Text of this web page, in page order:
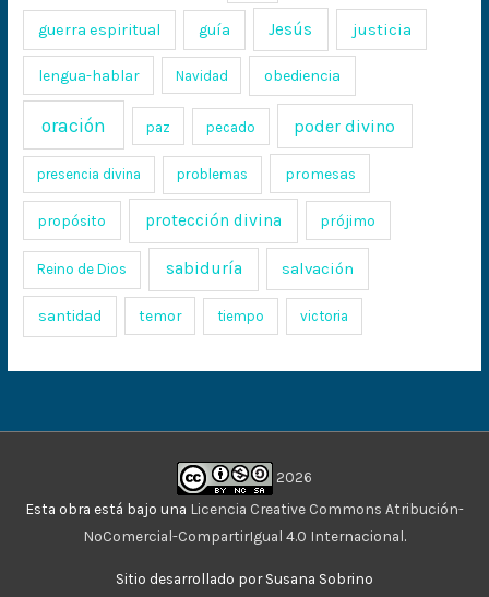
guerra espiritual guía Jesús justicia
lengua-hablar Navidad obediencia
oración paz pecado poder divino
presencia divina problemas promesas
propósito protección divina prójimo
Reino de Dios sabiduría salvación
santidad temor tiempo victoria
2026
Esta obra está bajo una Licencia Creative Commons Atribución-
NoComercial-CompartirIgual 4.0 Internacional.
Sitio desarrollado por Susana Sobrino